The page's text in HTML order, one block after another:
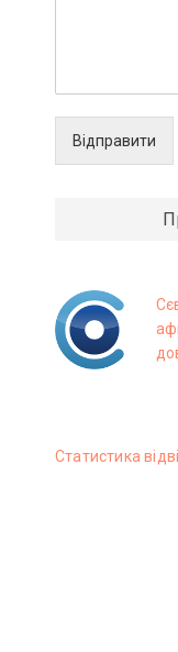
Відправити
Статистика